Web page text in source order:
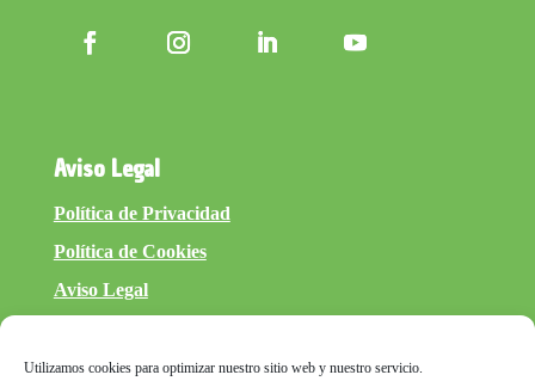
Utilizamos cookies para optimizar nuestro sitio web y nuestro servicio.
Aviso Legal
Política de Privacidad
Política de Cookies
Aviso Legal